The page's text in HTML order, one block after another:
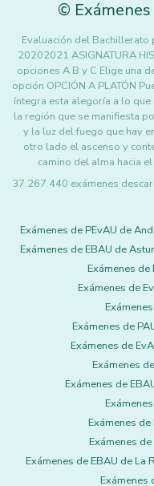
©
Evaluación del Bachillerato
20202021 ASIGNATURA
opciones A B y C Elige una
opción OPCIÓN A PLATÓN
íntegra esta alegoría a lo
la región que se manifiesta
y la luz del fuego que hay
otro lado el ascenso y
camino del alma hacia
37.267.440 exámenes
Exámenes de PEvAU de
Exámenes de EBAU de
Exámenes
Exámenes de
Exámenes de
Exámenes de
Exámenes
Exámenes de
Exámenes
Exámenes
Exámenes de EBAU de La
Exámenes